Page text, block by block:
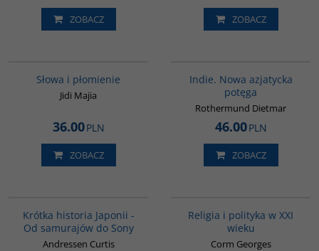
ZOBACZ ZOBACZ
Słowa i płomienie
Jidi Majia
36.00PLN
ZOBACZ
Indie. Nowa azjatycka
potęga
Rothermund Dietmar
46.00PLN
ZOBACZ
Krótka historia Japonii -
Od samurajów do Sony
Andressen Curtis
Religia i polityka w XXI
wieku
Corm Georges